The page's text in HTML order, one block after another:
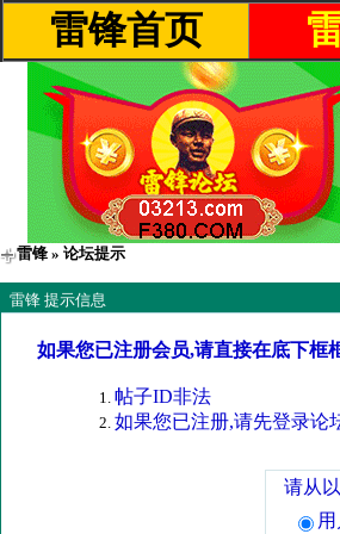
雷锋首页
雷锋 » 论坛提示
雷锋 提示信息
如果您已注册会员,请直接在底下框
帖子ID非法
如果您已注册,请先登录论
请从